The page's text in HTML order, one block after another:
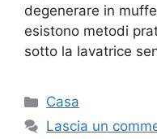
degenerare in
esistono metodi
sotto la lavatrice
Categorie
Casa
Lascia un